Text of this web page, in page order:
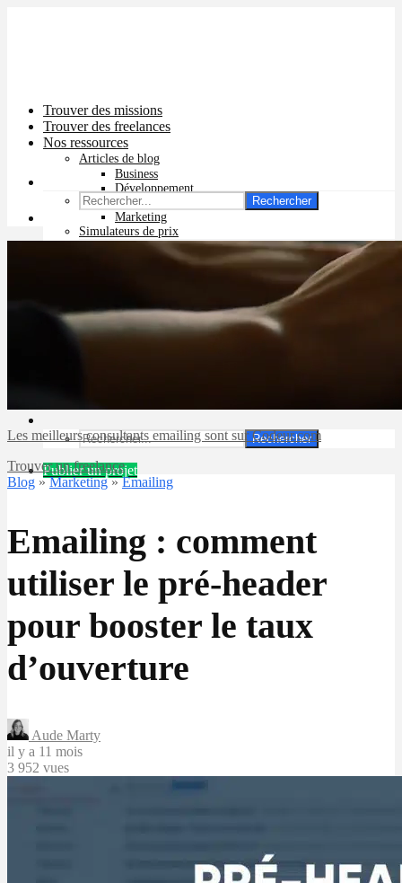
Trouver des missions
Trouver des freelances
Nos ressources
Articles de blog
Business
Développement
Graphisme
Marketing
Simulateurs de prix
Prix app mobile
Prix site vitrine
Prix logiciel
Prix chatbot
Rechercher
Publier un projet
Rechercher
Les meilleurs consultants emailing sont sur Codeur.com
Trouver un freelance
Blog »Marketing»Emailing
Emailing : comment
utiliser le pré-header
pour booster le taux
d’ouverture
Aude Marty
il y a 11 mois
3 952 vues